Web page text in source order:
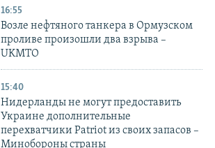
16:55
Возле нефтяного танкера в Ормузском
проливе произошли два взрыва –
UKMTO
15:40
Нидерланды не могут предоставить
Украине дополнительные
перехватчики Patriot из своих запасов –
Минобороны страны